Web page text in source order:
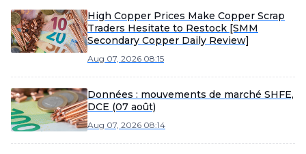
High Copper Prices Make Copper Scrap
Traders Hesitate to Restock [SMM
Secondary Copper Daily Review]
Aug 07, 2026 08:15
Données : mouvements de marché SHFE,
DCE (07 août)
Aug 07, 2026 08:14